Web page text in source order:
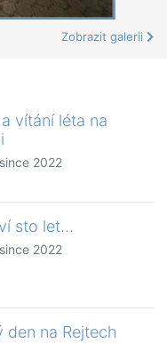
Zobrazit galerii
vítání léta na
2022
sto let…
2022
den na Rejtech